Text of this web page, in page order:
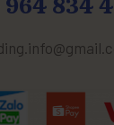
834